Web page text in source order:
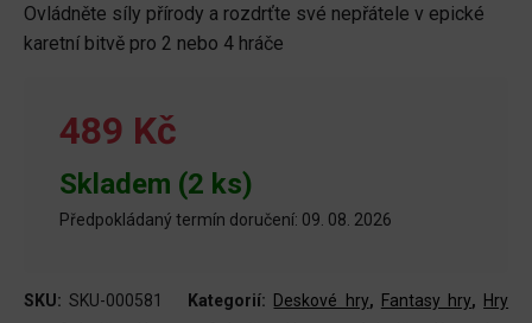
Ovládněte síly přírody a rozdrťte své nepřátele v epické
karetní bitvě pro 2 nebo 4 hráče
489 Kč
Skladem (2 ks)
Předpokládaný termín doručení: 09. 08. 2026
SKU:SKU-000581 Kategorií: Deskové hry, Fantasy hry, Hry